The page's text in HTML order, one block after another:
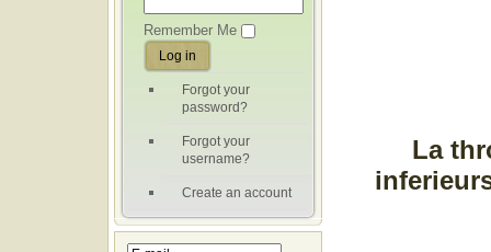
Remember Me
Forgot your
password?
Forgot your
username?
Create an account
La